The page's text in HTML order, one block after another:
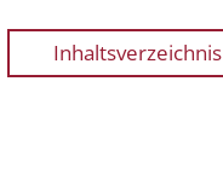
Inhaltsverzeichnis